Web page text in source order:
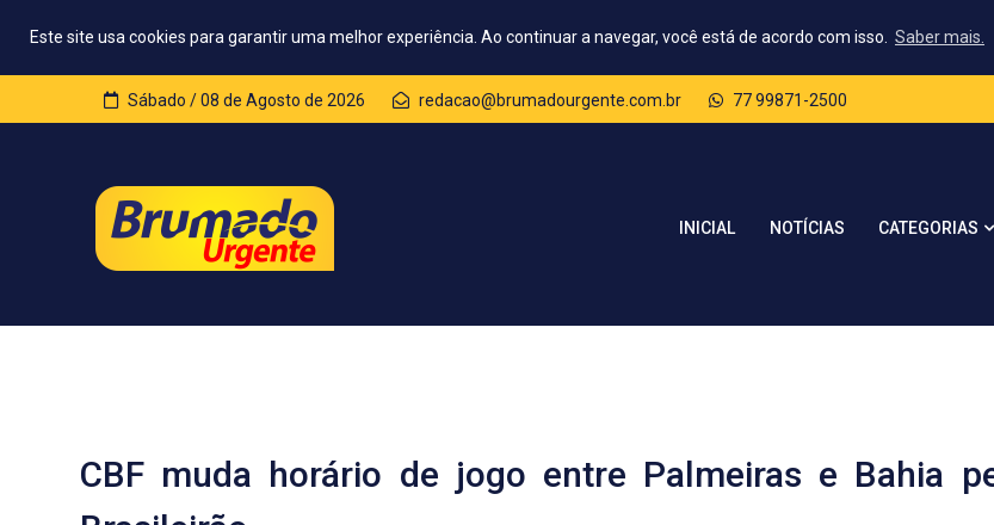
Este site usa cookies para garantir uma melhor experiência. Ao continuar a navegar, você está de acordo com isso. Saber mais.
Sábado / 08 de Agosto de 2026 redacao@brumadourgente.com.br 77 99871-2500
INICIAL NOTÍCIAS CATEGORIAS
CBF muda horário de jogo entre Palmeiras e Bahia